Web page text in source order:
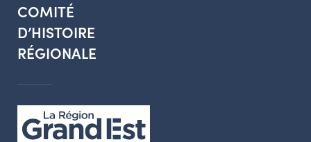
COMITÉ
D’HISTOIRE
RÉGIONALE